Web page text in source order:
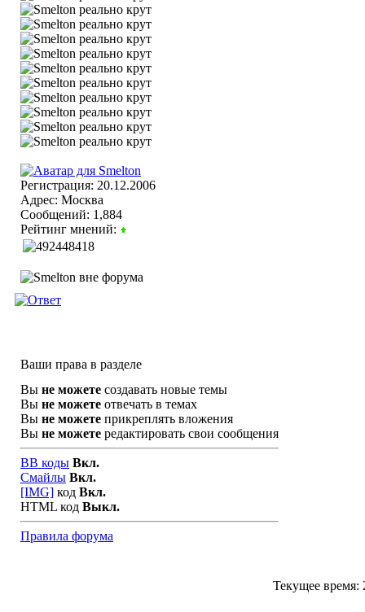
Регистрация: 20.12.2006
Адрес: Москва
Сообщений: 1,884
Рейтинг мнений:
Ваши права в разделе
Вы не можете создавать новые темы
Вы не можете отвечать в темах
Вы не можете прикреплять вложения
Вы не можете редактировать свои сообщения
BB коды Вкл.
Смайлы Вкл.
[IMG] код Вкл.
HTML код Выкл.
Правила форума
Текущее время: